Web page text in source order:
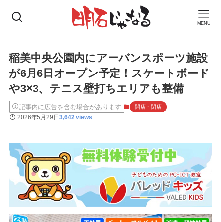
MENU
稲美中央公園内にアーバンスポーツ施設
が6月6日オープン予定！スケートボード
や3×3、テニス壁打ちエリアも整備
記事内に広告を含む場合があります 開店・閉店
2026年5月29日3,642 views